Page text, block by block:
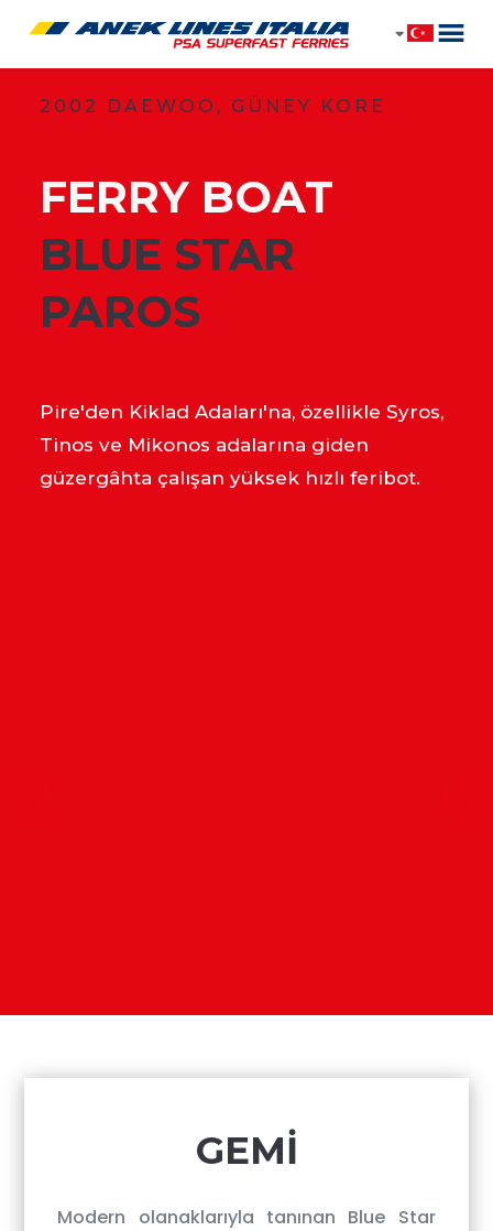
2002 DAEWOO, GÜNEY KORE
FERRY BOAT
​BLUE STAR
PAROS
Pire'den Kiklad Adaları'na, özellikle Syros,
Tinos ve Mikonos adalarına giden
güzergâhta çalışan yüksek hızlı feribot.
​GEMİ
Modern olanaklarıyla tanınan Blue Star